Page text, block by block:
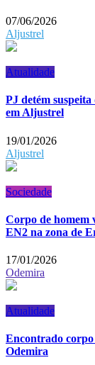
07/06/2026
Aljustrel
Atualidade
PJ detém
em Aljustrel
19/01/2026
Aljustrel
Sociedade
Corpo de homem
EN2 na zona de
17/01/2026
Odemira
Atualidade
Encontrado corpo
Odemira